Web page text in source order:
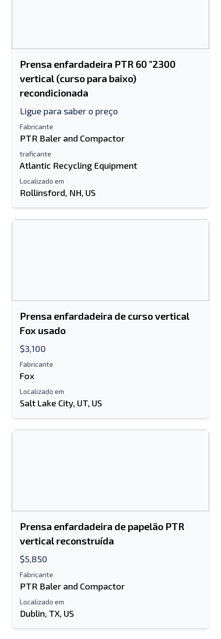
Prensa enfardadeira PTR 60 "2300
vertical (curso para baixo)
recondicionada
Ligue para saber o preço
Fabricante
PTR Baler and Compactor
traficante
Atlantic Recycling Equipment
Localizado em
Rollinsford, NH, US
Prensa enfardadeira de curso vertical
Fox usado
$3,100
Fabricante
Fox
Localizado em
Salt Lake City, UT, US
Prensa enfardadeira de papelão PTR
vertical reconstruída
$5,850
Fabricante
PTR Baler and Compactor
Localizado em
Dublin, TX, US